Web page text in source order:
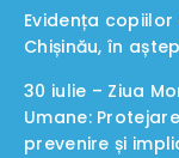
Evidența
Chișinău, în
30 iulie – Ziua
Umane:
prevenire și